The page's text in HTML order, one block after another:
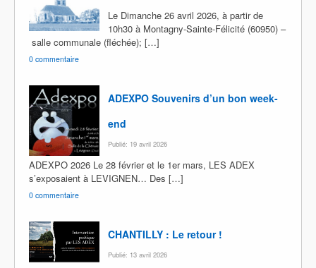
Le Dimanche 26 avril 2026, à partir de
10h30 à Montagny-Sainte-Félicité (60950) –
salle communale (fléchée); […]
0 commentaire
ADEXPO Souvenirs d’un bon week-
end
Publié: 19 avril 2026
ADEXPO 2026 Le 28 février et le 1er mars, LES ADEX
s’exposaient à LEVIGNEN… Des […]
0 commentaire
CHANTILLY : Le retour !
Publié: 13 avril 2026